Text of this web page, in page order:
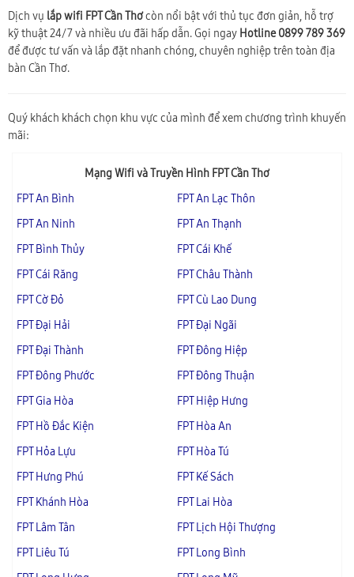
Dịch vụ lắp wifi FPT Cần Thơcòn nổi bật với thủ tục đơn giản, hỗ trợ
kỹ thuật 24/7 và nhiều ưu đãi hấp dẫn. Gọi ngay Hotline 0899 789 369
để được tư vấn và lắp đặt nhanh chóng, chuyên nghiệp trên toàn địa
bàn Cần Thơ.
Quý khách khách chọn khu vực của mình để xem chương trình khuyến
mãi:
Mạng Wifi và Truyền Hình FPT Cần Thơ
FPT An Bình
FPT An Lạc Thôn
FPT An Ninh
FPT An Thạnh
FPT Bình Thủy
FPT Cái Khế
FPT Cái Răng
FPT Châu Thành
FPT Cờ Đỏ
FPT Cù Lao Dung
FPT Đại Hải
FPT Đại Ngãi
FPT Đại Thành
FPT Đông Hiệp
FPT Đông Phước
FPT Đông Thuận
FPT Gia Hòa
FPT Hiệp Hưng
FPT Hồ Đắc Kiện
FPT Hòa An
FPT Hỏa Lựu
FPT Hòa Tú
FPT Hưng Phú
FPT Kế Sách
FPT Khánh Hòa
FPT Lai Hòa
FPT Lâm Tân
FPT Lịch Hội Thượng
FPT Liêu Tú
FPT Long Bình